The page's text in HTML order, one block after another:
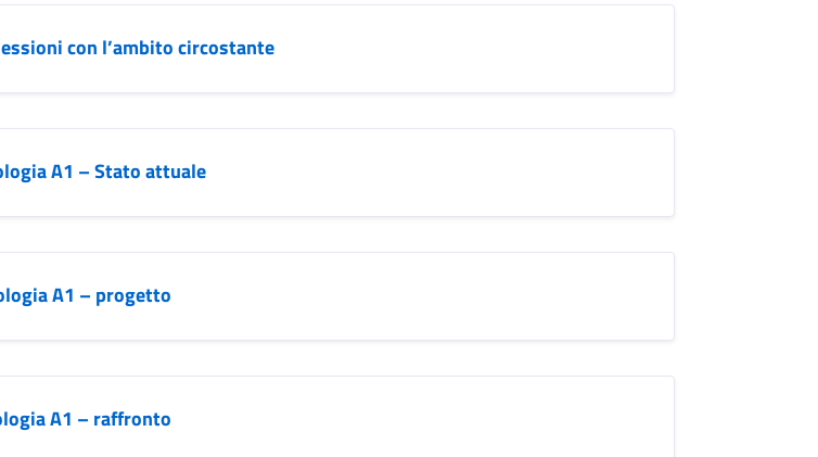
con l’ambito circostante
A1 – Stato attuale
A1 – progetto
A1 – raffronto